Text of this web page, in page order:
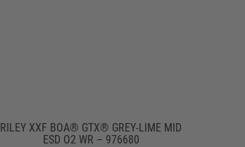
RILEY XXF BOA® GTX® GREY-LIME MID
ESD O2 WR – 976680